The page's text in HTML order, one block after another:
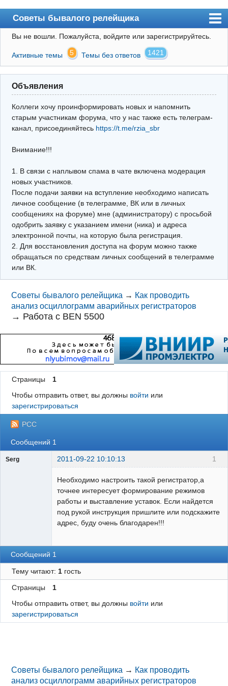
Советы бывалого релейщика
Форум
Правила
Поиск
Регистрация
Архив
Почта
Поиск релейщика
Видео РЗиА
Фотохостинг
Телеграм
Вы не вошли. Пожалуйста, войдите или зарегистрируйтесь.
Активные темы 5 Темы без ответов 1421
Объявления
Коллеги хочу проинформировать новых и напомнить
старым участникам форума, что у нас также есть телеграм-
канал, присоединяйтесь https://t.me/rzia_sbr
Внимание!!!
1. В связи с наплывом спама в чате включена модерация
новых участников.
После подачи заявки на вступление необходимо написать
личное сообщение (в телеграмме, ВК или в личных
сообщениях на форуме) мне (администратору) с просьбой
одобрить заявку с указанием имени (ника) и адреса
электронной почты, на которую была регистрация.
2. Для восстановления доступа на форум можно также
обращаться по средствам личных сообщений в телеграмме
или ВК.
Советы бывалого релейщика → Как проводить
анализ осциллограмм аварийных регистраторов
→ Работа с BEN 5500
Страницы
1
Чтобы отправить ответ, вы должны войти или
зарегистрироваться
РСС
Сообщений 1
1
Serg 2011-09-22 10:10:13
Необходимо настроить такой регистратор,а
точнее интересует формирование режимов
работы и выставление уставок. Если найдется
под рукой инструкция пришлите или подскажите
адрес, буду очень благодарен!!!
Сообщений 1
Тему читают: 1гость
Страницы
1
Чтобы отправить ответ, вы должны войти или
зарегистрироваться
Советы бывалого релейщика → Как проводить
анализ осциллограмм аварийных регистраторов